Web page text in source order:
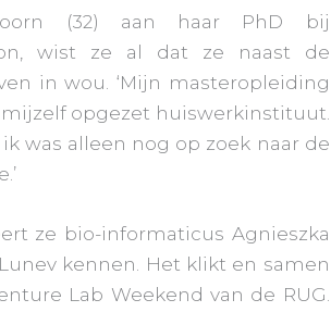
(32) aan haar PhD bij
wist ze al dat ze naast de
in wou. ‘Mijn masteropleiding
opgezet huiswerkinstituut.
was alleen nog op zoek naar de
ze bio-informaticus Agnieszka
kennen. Het klikt en samen
Lab Weekend van de RUG.